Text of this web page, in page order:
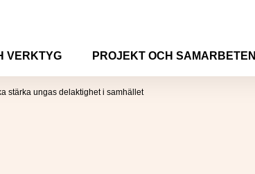
VERKTYG PROJEKT OCH SAMARBETEN
stärka ungas delaktighet i samhället